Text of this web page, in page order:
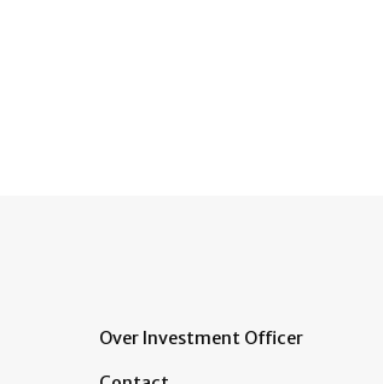
Over Investment Officer